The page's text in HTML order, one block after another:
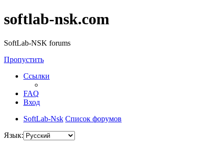
softlab-nsk.com
SoftLab-NSK forums
Пропустить
Ссылки
FAQ
Вход
SoftLab-Nsk Список форумов
Язык: